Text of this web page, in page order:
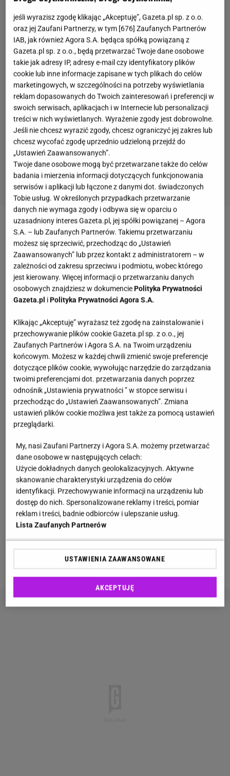
Zobacz wideoGóralczyk: "Coraz mniej młodych ludzi
chce robić prawo jazdy"
Dziura na parkingu w Jeleniej Górze uwięziła
samochód. Prezydent miasta ostrzega kierowców
Wspomniany plac to
dawny teren targowiska Flora
w Jeleniej Górze, w centrum miasta, który obecnie
przekształcił się w dziki parking. Jak donosiportal
24jgora.pl, w czwartek najpierwpomiędzy
zaparkowanymi samochodamiprzejeżdżał pojazd
ciężarowy i to pod nim zapała się ziemia, tworząc
dziurę o głębokości około dwóch metrów i takiej
samej szerokości
wyrwy. Samodzielne wydostanie się z tej pułapki,
okazało się niemożliwe, więc na miejsce wezwano
strażników miejskich. Na szczęście nikomu nic się
nie stało, ale o sprawie szybko poinformował w
mediach społecznościowych Jerzy Łużniak,
prezydent Jeleniej Góry.
Zobacz też:Popularny polski kurort wprowadza
nowe opłaty. Zapłacimy nawet 100 złotych
jeśli wyrazisz zgodę klikając „Akceptuję”, Gazeta.pl sp. z o.o.
oraz jej Zaufani Partnerzy, w tym [676] Zaufanych Partnerów
IAB, jak również Agora S.A. będąca spółką powiązaną z
Gazeta.pl sp. z o.o., będą przetwarzać Twoje dane osobowe
takie jak adresy IP, adresy e-mail czy identyfikatory plików
cookie lub inne informacje zapisane w tych plikach do celów
marketingowych, w szczególności na potrzeby wyświetlania
reklam dopasowanych do Twoich zainteresowań i preferencji w
swoich serwisach, aplikacjach i w Internecie lub personalizacji
treści w nich wyświetlanych. Wyrażenie zgody jest dobrowolne.
Jeśli nie chcesz wyrazić zgody, chcesz ograniczyć jej zakres lub
chcesz wycofać zgodę uprzednio udzieloną przejdź do
„Ustawień Zaawansowanych”.
Twoje dane osobowe mogą być przetwarzane także do celów
badania i mierzenia informacji dotyczących funkcjonowania
serwisów i aplikacji lub łączone z danymi dot. świadczonych
Tobie usług. W określonych przypadkach przetwarzanie
danych nie wymaga zgody i odbywa się w oparciu o
uzasadniony interes Gazeta.pl, jej spółki powiązanej – Agora
S.A. – lub Zaufanych Partnerów. Takiemu przetwarzaniu
możesz się sprzeciwić, przechodząc do „Ustawień
Zaawansowanych” lub przez kontakt z administratorem – w
zależności od zakresu sprzeciwu i podmiotu, wobec którego
jest kierowany. Więcej informacji o przetwarzaniu danych
osobowych znajdziesz w dokumenciePolityka Prywatności
Gazeta.pl iPolityka Prywatności Agora S.A.
Klikając „Akceptuję” wyrażasz też zgodę na zainstalowanie i
przechowywanie plików cookie Gazeta.pl sp. z o.o., jej
Zaufanych Partnerów i Agora S.A. na Twoim urządzeniu
końcowym. Możesz w każdej chwili zmienić swoje preferencje
dotyczące plików cookie, wywołując narzędzie do zarządzania
twoimi preferencjami dot. przetwarzania danych poprzez
odnośnik „Ustawienia prywatności ” w stopce serwisu i
przechodząc do „Ustawień Zaawansowanych”. Zmiana
ustawień plików cookie możliwa jest także za pomocą ustawień
przeglądarki.
My, nasi Zaufani Partnerzy i Agora S.A. możemy przetwarzać
dane osobowe w następujących celach:
Użycie dokładnych danych geolokalizacyjnych. Aktywne
skanowanie charakterystyki urządzenia do celów
identyfikacji. Przechowywanie informacji na urządzeniu lub
dostęp do nich. Spersonalizowane reklamy i treści, pomiar
reklam i treści, badnie odbiorców i ulepszanie usług.
Lista Zaufanych Partnerów
USTAWIENIA ZAAWANSOWANE
AKCEPTUJĘ